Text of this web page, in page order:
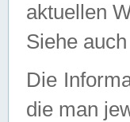
aktuellen
Siehe
Die
die man